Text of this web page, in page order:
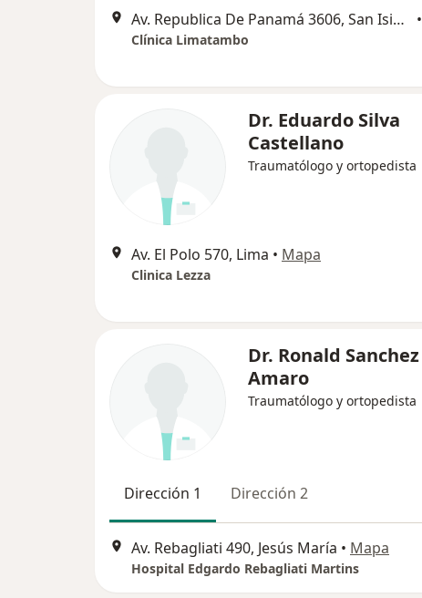
Av. Republica De Panamá 3606, San Isidro •
Clínica Limatambo
Dr. Eduardo Silva
Castellano
Traumatólogo y ortopedista
Av. El Polo 570, Lima • Mapa
Clinica Lezza
Dr. Ronald Sanchez
Amaro
Traumatólogo y ortopedista
Dirección 1 Dirección 2
Av. Rebagliati 490, Jesús María • Mapa
Hospital Edgardo Rebagliati Martins